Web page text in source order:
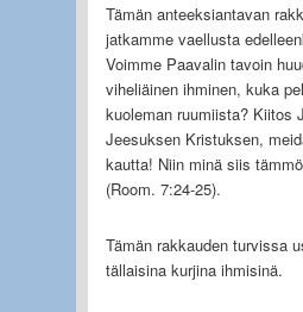
Tämän anteeksiantavan
jatkamme vaellusta
Voimme Paavalin tavoin
viheliäinen ihminen, kuka
kuoleman ruumiista? Kiitos
Jeesuksen Kristuksen,
kautta! Niin minä siis
(Room. 7:24-25).
Tämän rakkauden turvissa
tällaisina kurjina ihmisinä.